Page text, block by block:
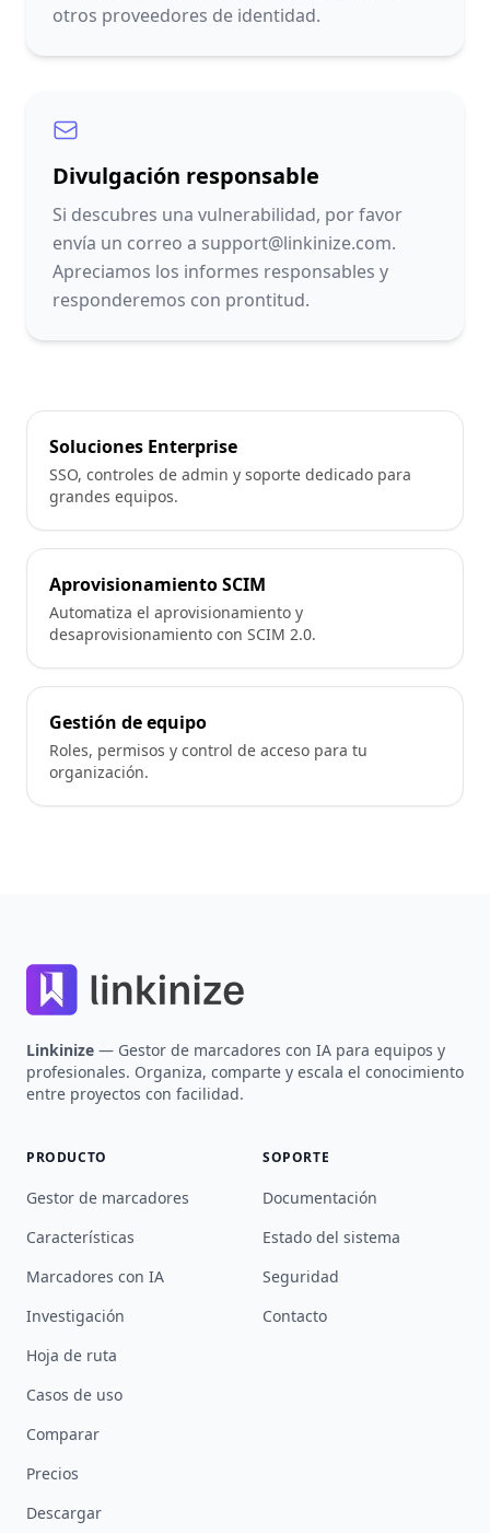
otros proveedores de identidad.
Divulgación responsable
Si descubres una vulnerabilidad, por favor
envía un correo a support@linkinize.com.
Apreciamos los informes responsables y
responderemos con prontitud.
Soluciones Enterprise
SSO, controles de admin y soporte dedicado para
grandes equipos.
Aprovisionamiento SCIM
Automatiza el aprovisionamiento y
desaprovisionamiento con SCIM 2.0.
Gestión de equipo
Roles, permisos y control de acceso para tu
organización.
Linkinize — Gestor de marcadores con IA para equipos y
profesionales. Organiza, comparte y escala el conocimiento
entre proyectos con facilidad.
PRODUCTO
Gestor de marcadores
Características
Marcadores con IA
Investigación
Hoja de ruta
Casos de uso
Comparar
Precios
Descargar
SOPORTE
Documentación
Estado del sistema
Seguridad
Contacto